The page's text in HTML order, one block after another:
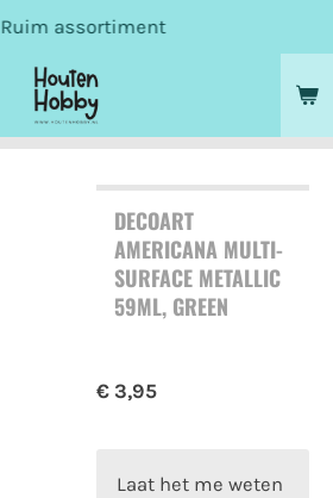
Ruim assortiment
DECOART
AMERICANA MULTI-
SURFACE METALLIC
59ML, GREEN
€ 3,95
Laat het me weten